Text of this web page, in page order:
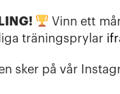
Vinn ett
träningsprylar
sker på vår